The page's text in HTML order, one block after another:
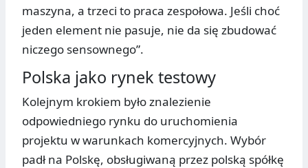
maszyna, a trzeci to praca zespołowa. Jeśli choć
jeden element nie pasuje, nie da się zbudować
niczego sensownego”.
Polska jako rynek testowy
Kolejnym krokiem było znalezienie
odpowiedniego rynku do uruchomienia
projektu w warunkach komercyjnych. Wybór
padł na Polskę, obsługiwaną przez polską spółkę